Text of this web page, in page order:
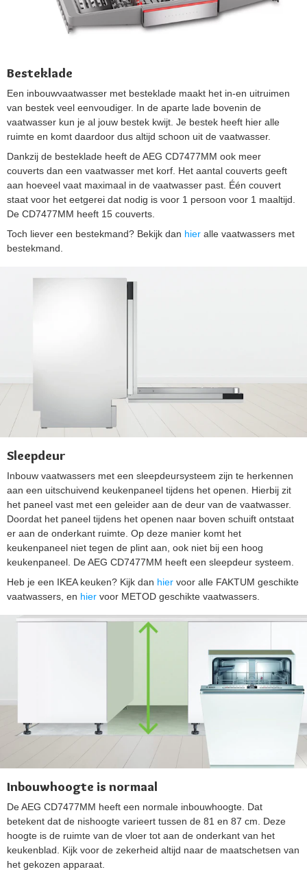
Besteklade
Een inbouwvaatwasser met besteklade maakt het in-en uitruimen
van bestek veel eenvoudiger. In de aparte lade bovenin de
vaatwasser kun je al jouw bestek kwijt. Je bestek heeft hier alle
ruimte en komt daardoor dus altijd schoon uit de vaatwasser.
Dankzij de besteklade heeft de AEG CD7477MM ook meer
couverts dan een vaatwasser met korf. Het aantal couverts geeft
aan hoeveel vaat maximaal in de vaatwasser past. Één couvert
staat voor het eetgerei dat nodig is voor 1 persoon voor 1 maaltijd.
De CD7477MM heeft 15 couverts.
Toch liever een bestekmand? Bekijk dan hier alle vaatwassers met
bestekmand.
Sleepdeur
Inbouw vaatwassers met een sleepdeursysteem zijn te herkennen
aan een uitschuivend keukenpaneel tijdens het openen. Hierbij zit
het paneel vast met een geleider aan de deur van de vaatwasser.
Doordat het paneel tijdens het openen naar boven schuift ontstaat
er aan de onderkant ruimte. Op deze manier komt het
keukenpaneel niet tegen de plint aan, ook niet bij een hoog
keukenpaneel. De AEG CD7477MM heeft een sleepdeur systeem.
Heb je een IKEA keuken? Kijk dan hier voor alle FAKTUM geschikte
vaatwassers, en hier voor METOD geschikte vaatwassers.
Inbouwhoogte is normaal
De AEG CD7477MM heeft een normale inbouwhoogte. Dat
betekent dat de nishoogte varieert tussen de 81 en 87 cm. Deze
hoogte is de ruimte van de vloer tot aan de onderkant van het
keukenblad. Kijk voor de zekerheid altijd naar de maatschetsen van
het gekozen apparaat.